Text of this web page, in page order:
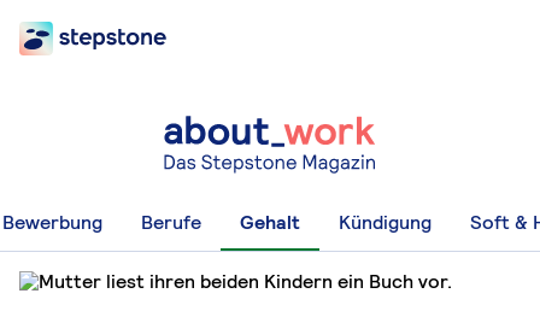
Bewerbung Berufe Gehalt Kündigung Soft &